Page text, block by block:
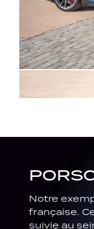
Notre
française.
suivie au